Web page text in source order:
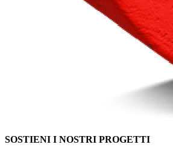
SOSTIENI I NOSTRI PROGETTI